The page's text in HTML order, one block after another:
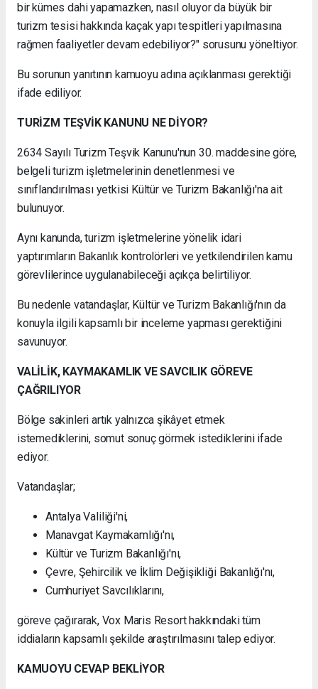
bir kümes dahi yapamazken, nasıl oluyor da büyük bir
turizm tesisi hakkında kaçak yapı tespitleri yapılmasına
rağmen faaliyetler devam edebiliyor?" sorusunu yöneltiyor.
Bu sorunun yanıtının kamuoyu adına açıklanması gerektiği
ifade ediliyor.
TURİZM TEŞVİK KANUNU NE DİYOR?
2634 Sayılı Turizm Teşvik Kanunu'nun 30. maddesine göre,
belgeli turizm işletmelerinin denetlenmesi ve
sınıflandırılması yetkisi Kültür ve Turizm Bakanlığı'na ait
bulunuyor.
Aynı kanunda, turizm işletmelerine yönelik idari
yaptırımların Bakanlık kontrolörleri ve yetkilendirilen kamu
görevlilerince uygulanabileceği açıkça belirtiliyor.
Bu nedenle vatandaşlar, Kültür ve Turizm Bakanlığı'nın da
konuyla ilgili kapsamlı bir inceleme yapması gerektiğini
savunuyor.
VALİLİK, KAYMAKAMLIK VE SAVCILIK GÖREVE
ÇAĞRILIYOR
Bölge sakinleri artık yalnızca şikâyet etmek
istemediklerini, somut sonuç görmek istediklerini ifade
ediyor.
Vatandaşlar;
Antalya Valiliği'ni,
Manavgat Kaymakamlığı'nı,
Kültür ve Turizm Bakanlığı'nı,
Çevre, Şehircilik ve İklim Değişikliği Bakanlığı'nı,
Cumhuriyet Savcılıklarını,
göreve çağırarak, Vox Maris Resort hakkındaki tüm
iddiaların kapsamlı şekilde araştırılmasını talep ediyor.
KAMUOYU CEVAP BEKLİYOR